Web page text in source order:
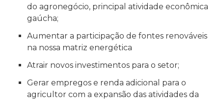
do agronegócio, principal atividade econômica
gaúcha;
Aumentar a participação de fontes renováveis
na nossa matriz energética
Atrair novos investimentos para o setor;
Gerar empregos e renda adicional para o
agricultor com a expansão das atividades da